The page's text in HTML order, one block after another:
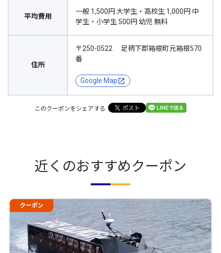
平均費用
一般 1,500円 大学生・高校生 1,000円 中
学生・小学生 500円 幼児 無料
住所
〒250-0522 足柄下郡箱根町元箱根570
番
Google Map
このクーポンをシェアする
近くのおすすめクーポン
クーポン